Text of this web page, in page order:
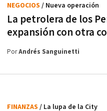
La petrolera de los
expansión con otra
NEGOCIOS / Nueva operación
PorAndrés Sanguinetti
FINANZAS / La lupa de la City